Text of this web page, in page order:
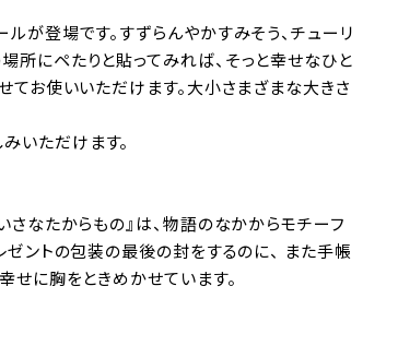
が登場です。すずらんやかすみそう、チューリ
所にペたりと貼ってみれば、そっと幸せなひと
てお使いいただけます。大小さまざまな大きさ
いただけます。
さなたからもの』は、物語のなかからモチーフ
ントの包装の最後の封をするのに、 また手帳
せに胸をときめかせています。